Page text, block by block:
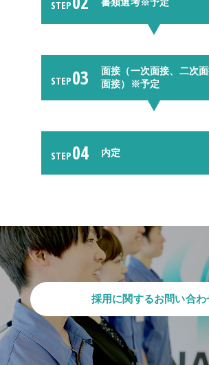
STEP
STEP03
面接（一次面接、二次
面接）※予定
STEP04 内定
採用に関するお問い合わ